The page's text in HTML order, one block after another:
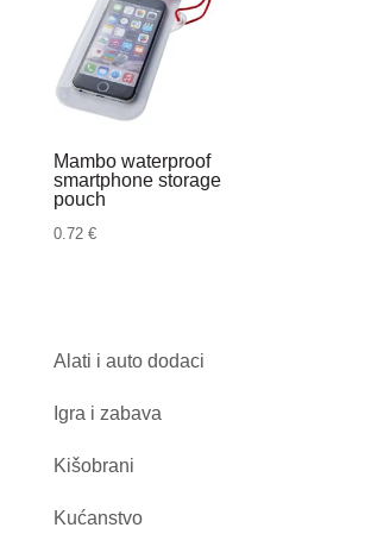
Alati i auto dodaci
Igra i zabava
Kišobrani
Kućanstvo
Mambo waterproof
smartphone storage
pouch
0.72 €